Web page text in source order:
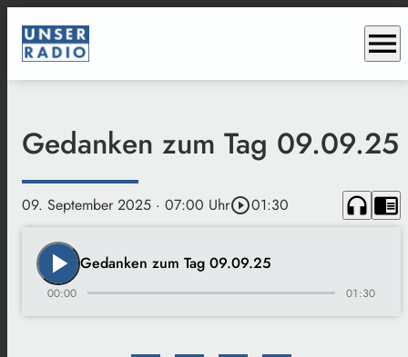
menu
Gedanken zum Tag 09.09.25
09. September 2025 · 07:00 Uhrplay_circle_outline01:30 headphones chrome_reader_mode
play_arrow Gedanken zum Tag 09.09.25
00:00 01:30